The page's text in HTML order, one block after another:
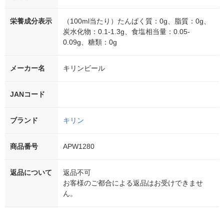
栄養成分表示
（100ml当たり）たんぱく質：0g、脂質：0g、
炭水化物：0.1-1.3g、食塩相当量：0.05-
0.09g、糖類：0g
メーカー名 キリンビール
JANコード
ブランド キリン
商品番号 APW1280
返品について
返品不可
お客様のご都合による返品はお受けできませ
ん。